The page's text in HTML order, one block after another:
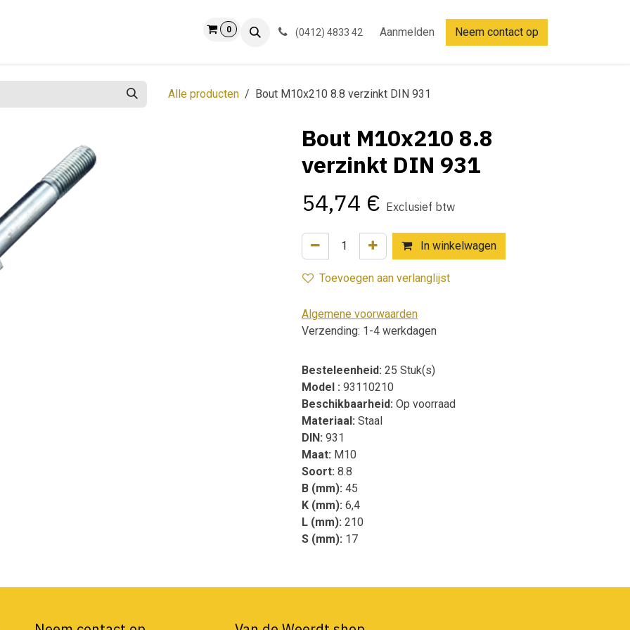
0 (0412) 4833 42 Aanmelden Neem contact op
Alle producten Bout M10x210 8.8 verzinkt DIN 931
Bout M10x210 8.8
verzinkt DIN 931
54,74 € Exclusief btw
In winkelwagen
Toevoegen aan verlanglijst
Algemene voorwaarden
Verzending: 1-4 werkdagen
Besteleenheid: 25 Stuk(s)
Model : 93110210
Beschikbaarheid: Op voorraad
Materiaal: Staal
DIN: 931
Maat: M10
Soort: 8.8
B (mm): 45
K (mm): 6,4
L (mm): 210
S (mm): 17